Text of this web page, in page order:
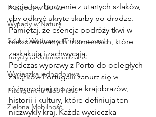
Przygody w Gerês
Wypady w Naturę
Szlaki i Wędrówki (Trilhos e cam)
Turystyka Odpowiedzialna
Wycieczka jednodniowa
Inteligentna Mobilność
Zielona Mobilność
sobie na zboczenie z utartych szlaków,
aby odkryć ukryte skarby po drodze.
Pamiętaj, że esencja podróży tkwi w
nieoczekiwanych momentach, które
zaskakują i zachwycają.
Podczas wyprawy z Porto do odległych
zakątków Portugalii zanurz się w
różnorodnej mozaice krajobrazów,
historii i kultury, które definiują ten
niezwykły kraj. Każda wycieczka